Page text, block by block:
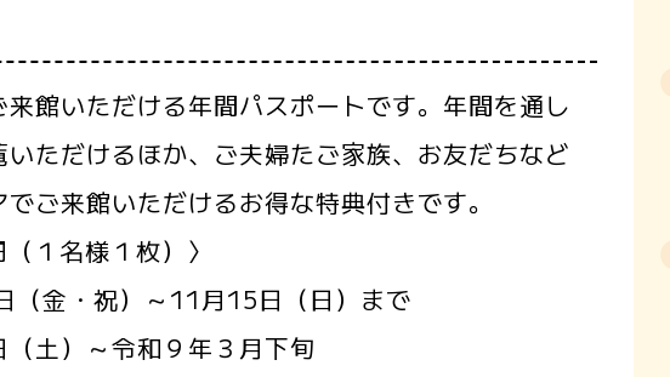
館いただける年間パスポートです。年間を通し
ただけるほか、ご夫婦たご家族、お友だちなど
ご来館いただけるお得な特典付きです。
１名様１枚）〉
（金・祝）～11月15日（日）まで
土）～令和９年３月下旬